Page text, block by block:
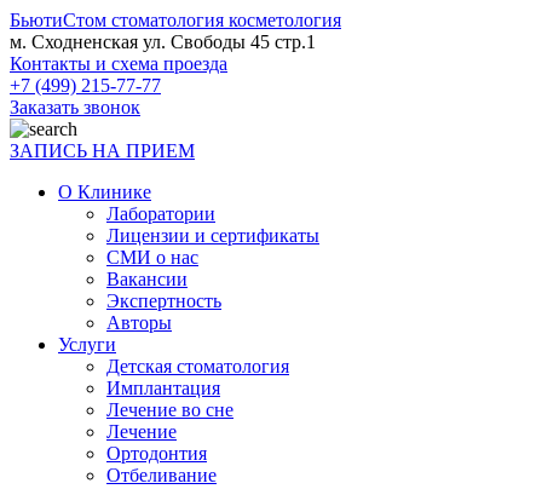
БьютиСтом стоматология косметология
м. Сходненская ул. Свободы 45 стр.1
Контакты и схема проезда
+7 (499) 215-77-77
Заказать звонок
ЗАПИСЬ НА ПРИЕМ
О Клинике
Лаборатории
Лицензии и сертификаты
СМИ о нас
Вакансии
Экспертность
Авторы
Услуги
Детская стоматология
Имплантация
Лечение во сне
Лечение
Ортодонтия
Отбеливание